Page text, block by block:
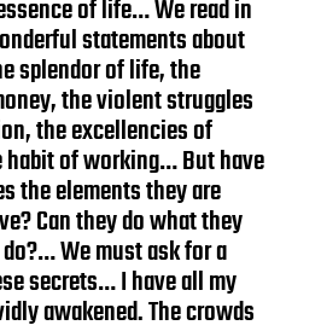
of life… We read in
statements about
splendor of life, the
the violent struggles
the excellencies of
of working… But have
the elements they are
Can they do what they
We must ask for a
secrets… I have all my
awakened. The crowds